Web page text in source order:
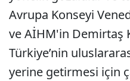
Avrupa Konseyi
ve AİHM'in Demirtaş
Türkiye’nin
yerine getirmesi için